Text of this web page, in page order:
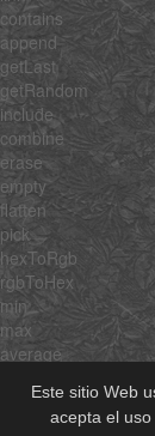
Este sitio Web
acepta el uso
contains
append
getLast
getRandom
include
combine
erase
empty
flatten
pick
hexToRgb
rgbToHex
min
max
average
unique